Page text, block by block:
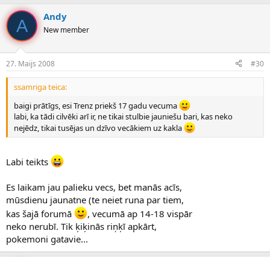
A Andy
New member
27. Maijs 2008 #30
ssamriga teica:
baigi prātīgs, esi Trenz priekš 17 gadu vecuma
labi, ka tādi cilvēki arī ir, ne tikai stulbie jauniešu bari, kas neko
nejēdz, tikai tusējas un dzīvo vecākiem uz kakla
Labi teikts
Es laikam jau palieku vecs, bet manās acīs,
mūsdienu jaunatne (te neiet runa par tiem,
kas šajā forumā
, vecumā ap 14-18 vispār
neko nerubī. Tik ķiķinās riņķī apkārt,
pokemoni gatavie...